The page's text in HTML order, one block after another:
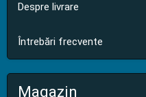
Despre livrare
Întrebări frecvente
Magazin